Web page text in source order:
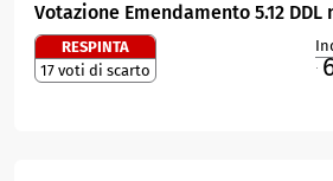
Votazione Emendamento 5.12 DDL
RESPINTA
17 voti di scarto